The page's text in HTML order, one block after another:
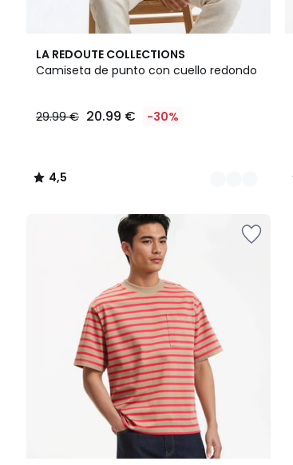
LA REDOUTE COLLECTIONS
Camiseta de punto con cuello redondo
29.99 € 20.99 € -30%
4,5
/ 5
3
Colores
4,5
/